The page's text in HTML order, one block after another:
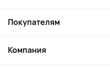
Ноутбуки, мониторы, VR
Косметика и уход
Покупателям
Как заказать
Компания